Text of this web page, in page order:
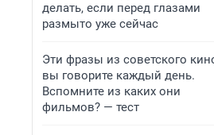
делать, если перед глазами
размыто уже сейчас
Эти фразы из советского
вы говорите каждый день.
Вспомните из каких они
фильмов? — тест